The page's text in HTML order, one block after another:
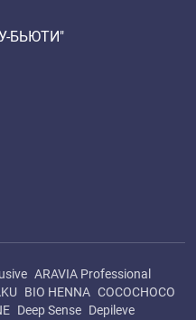
БЬЮТИ"
ARAVIA Professional
BIO HENNA COCOCHOCO
Deep Sense Depileve